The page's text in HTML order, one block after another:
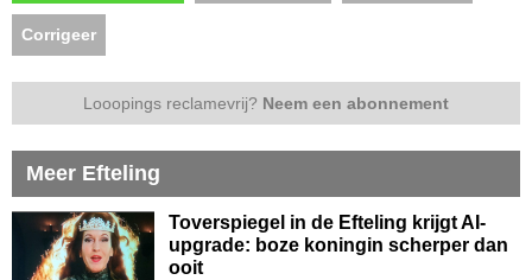
Corrigeer
Looopings reclamevrij? Neem een abonnement
Meer Efteling
Toverspiegel in de Efteling krijgt AI-
upgrade: boze koningin scherper dan
ooit